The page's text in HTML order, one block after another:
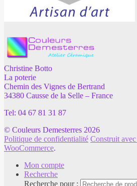
Christine Botto
La poterie
Chemin des Vignes de Bertrand
34380 Causse de la Selle – France
Tel: 04 67 81 31 87
© Couleurs Demesterres 2026
Politique de confidentialité Construit
WooCommerce.
Mon compte
Recherche
Recherche pour :